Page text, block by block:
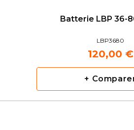
Batterie LBP 36-
LBP3680
120,00 €
+